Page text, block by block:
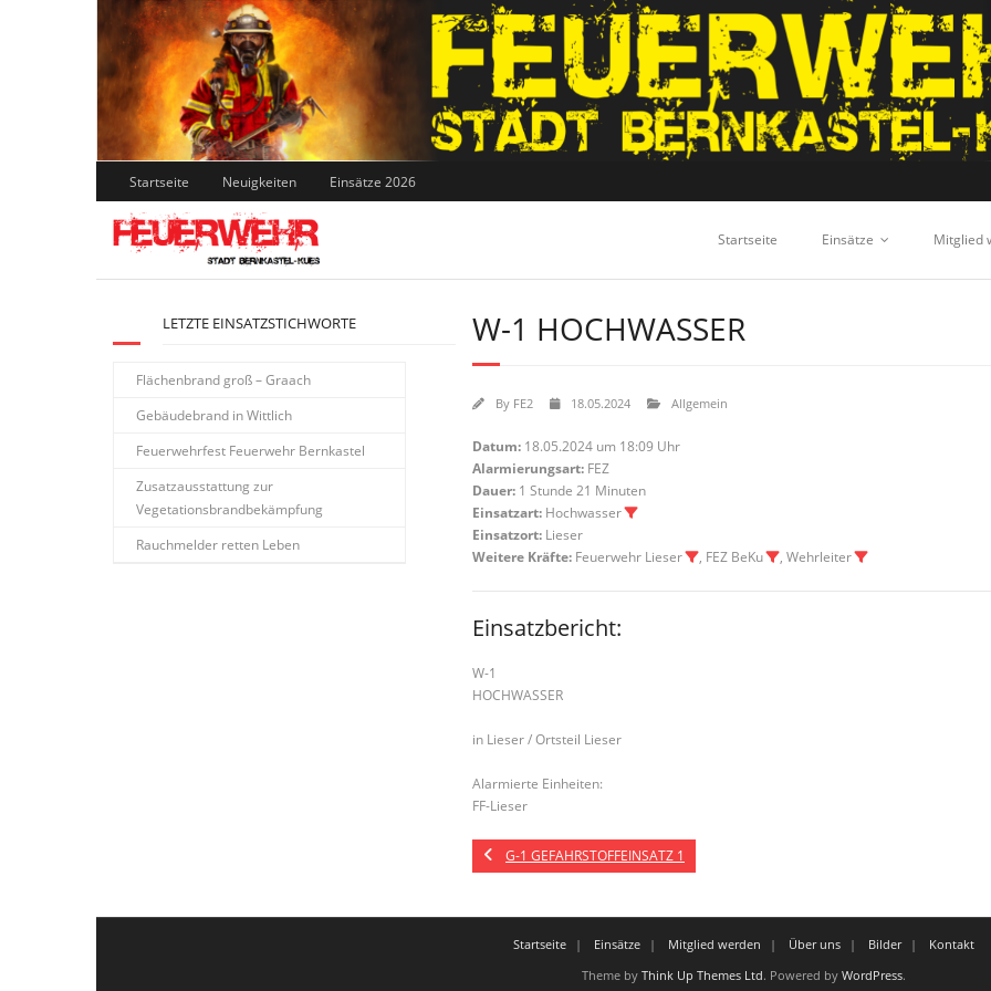
Skip
to
content
Startseite Neuigkeiten Einsätze 2026
Startseite Einsätze Mitglied
W-1 HOCHWASSER
By FE2 18.05.2024 Allgemein
Datum: 18.05.2024 um 18:09 Uhr
Alarmierungsart: FEZ
Dauer: 1 Stunde 21 Minuten
Einsatzart: Hochwasser
Einsatzort: Lieser
Weitere Kräfte: Feuerwehr Lieser , FEZ BeKu , Wehrleiter
Einsatzbericht:
W-1
HOCHWASSER
in Lieser / Ortsteil Lieser
Alarmierte Einheiten:
FF-Lieser
G-1 GEFAHRSTOFFEINSATZ 1
LETZTE EINSATZSTICHWORTE
Flächenbrand groß – Graach
Gebäudebrand in Wittlich
Feuerwehrfest Feuerwehr Bernkastel
Zusatzausstattung zur
Vegetationsbrandbekämpfung
Rauchmelder retten Leben
Startseite Einsätze Mitglied werden Über uns Bilder
Kontakt
Theme by Think Up Themes Ltd. Powered by WordPress.